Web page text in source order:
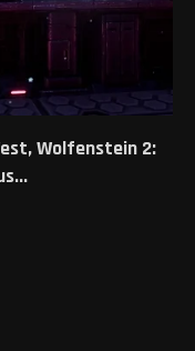
Wolfenstein 2: